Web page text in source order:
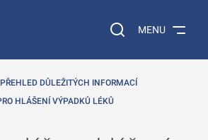
Vyhledávání na
MENU
PŘEHLED DŮLEŽITÝCH INFORMACÍ
HLÁŠENÍ VÝPADKŮ LÉKŮ